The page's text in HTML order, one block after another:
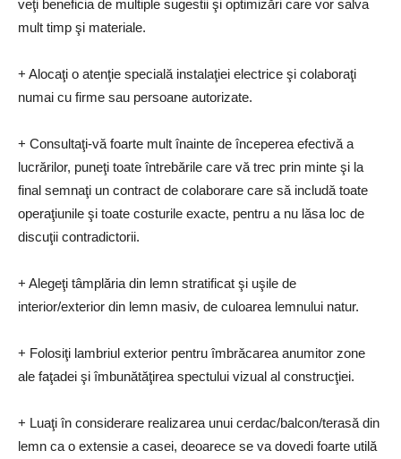
veţi beneficia de multiple sugestii şi optimizări care vor salva
mult timp şi materiale.
+ Alocaţi o atenţie specială instalaţiei electrice şi colaboraţi
numai cu firme sau persoane autorizate.
+ Consultaţi-vă foarte mult înainte de începerea efectivă a
lucrărilor, puneţi toate întrebările care vă trec prin minte şi la
final semnaţi un contract de colaborare care să includă toate
operaţiunile şi toate costurile exacte, pentru a nu lăsa loc de
discuţii contradictorii.
+ Alegeţi tâmplăria din lemn stratificat şi uşile de
interior/exterior din lemn masiv, de culoarea lemnului natur.
+ Folosiţi lambriul exterior pentru îmbrăcarea anumitor zone
ale faţadei şi îmbunătăţirea spectului vizual al construcţiei.
+ Luaţi în considerare realizarea unui cerdac/balcon/terasă din
lemn ca o extensie a casei, deoarece se va dovedi foarte utilă